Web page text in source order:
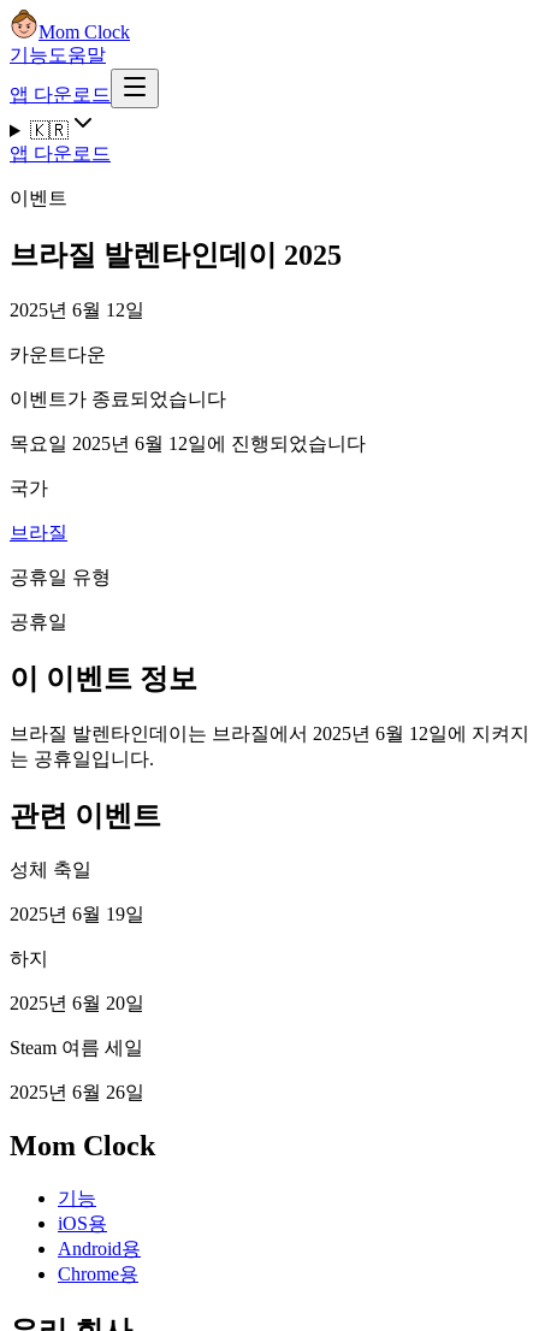
Mom Clock
기능도움말
앱 다운로드
🇰🇷
앱 다운로드
이벤트
브라질 발렌타인데이 2025
2025년 6월 12일
카운트다운
이벤트가 종료되었습니다
목요일 2025년 6월 12일에 진행되었습니다
국가
브라질
공휴일 유형
공휴일
이 이벤트 정보
브라질 발렌타인데이는 브라질에서 2025년 6월 12일에 지켜지
는 공휴일입니다.
관련 이벤트
성체 축일
2025년 6월 19일
하지
2025년 6월 20일
Steam 여름 세일
2025년 6월 26일
Mom Clock
기능
iOS용
Android용
Chrome용